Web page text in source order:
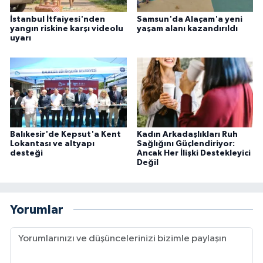
İstanbul İtfaiyesi'nden
yangın riskine karşı videolu
uyarı
Samsun'da Alaçam'a yeni
yaşam alanı kazandırıldı
Balıkesir'de Kepsut'a Kent
Lokantası ve altyapı
desteği
Kadın Arkadaşlıkları Ruh
Sağlığını Güçlendiriyor:
Ancak Her İlişki Destekleyici
Değil
Yorumlar